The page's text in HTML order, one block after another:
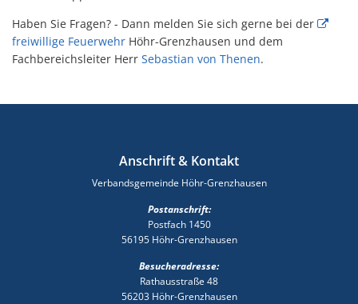
Haben Sie Fragen? - Dann melden Sie sich gerne bei der
freiwillige Feuerwehr Höhr-Grenzhausen und dem
Fachbereichsleiter Herr Sebastian von Thenen.
Anschrift & Kontakt
Verbandsgemeinde Höhr-Grenzhausen
Postanschrift:
Postfach 1450
56195 Höhr-Grenzhausen
Besucheradresse:
Rathausstraße 48
56203 Höhr-Grenzhausen